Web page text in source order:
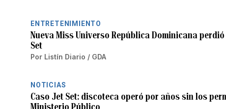
ENTRETENIMIENTO
Nueva Miss Universo República Dominicana
Set
Por Listín Diario / GDA
NOTICIAS
Caso Jet Set: discoteca operó por años sin los
Ministerio Público